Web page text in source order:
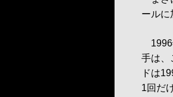
ールに
1996
手は、
ドは
1回だ